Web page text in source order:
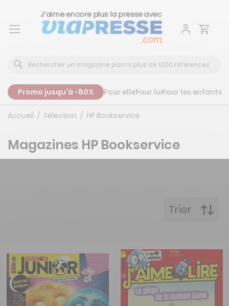
Aller
Promo jusqu'à -80% Pour ellePour luiPour les enfants
Accueil Sélection HP Bookservice
Magazines HP Bookservice
Trier